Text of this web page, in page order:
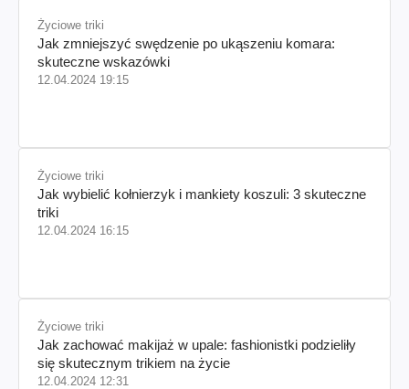
Życiowe triki
Jak zmniejszyć swędzenie po ukąszeniu komara:
skuteczne wskazówki
12.04.2024 19:15
Życiowe triki
Jak wybielić kołnierzyk i mankiety koszuli: 3 skuteczne
triki
12.04.2024 16:15
Życiowe triki
Jak zachować makijaż w upale: fashionistki podzieliły
się skutecznym trikiem na życie
12.04.2024 12:31